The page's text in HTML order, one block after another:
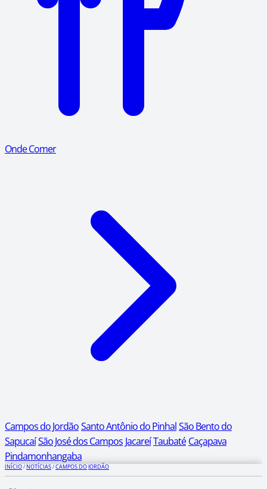
Onde Comer
Campos do JordãoSanto Antônio do PinhalSão Bento do
SapucaíSão José dos Campos JacareíTaubaté Caçapava
Pindamonhangaba
INÍCIO/NOTÍCIAS/CAMPOS DO JORDÃO